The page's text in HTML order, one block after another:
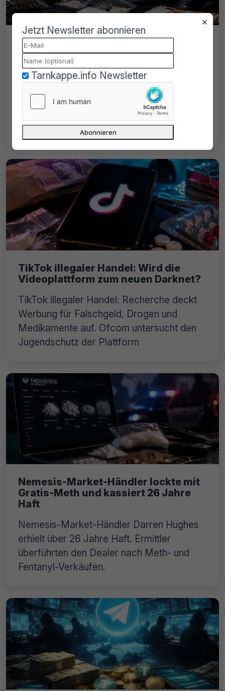
Darknet-Drogenhandel aufgeflogen:
Zollbeamter und Polizist unter
Verdacht
Darknet-Drogenhandel aufgeflogen:
Zollbeamter und Polizist sollen an über
1.000 Drogengeschäften mit 500.000 Euro
beteiligt gewesen sein.
TikTok illegaler Handel: Wird die
Videoplattform zum neuen Darknet?
TikTok illegaler Handel: Recherche deckt
Werbung für Falschgeld, Drogen und
Medikamente auf. Ofcom untersucht den
Jugendschutz der Plattform
Nemesis-Market-Händler lockte mit
Gratis-Meth und kassiert 26 Jahre
Haft
Nemesis-Market-Händler Darren Hughes
erhielt über 26 Jahre Haft. Ermittler
überführten den Dealer nach Meth- und
Fentanyl-Verkäufen.
×
Jetzt Newsletter abonnieren
Tarnkappe.info Newsletter